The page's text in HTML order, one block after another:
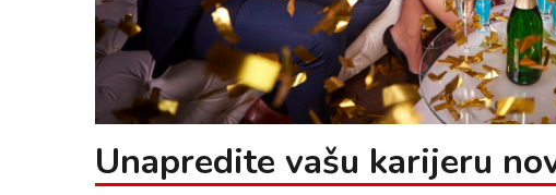
Unapredite vašu karijeru